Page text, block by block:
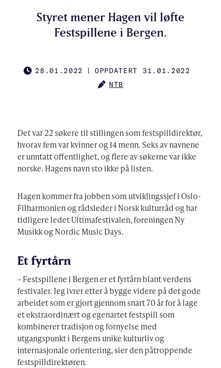
Styret mener Hagen vil løfte
Festspillene i Bergen.
PUBLISHED
28.01.2022 | OPPDATERT 31.01.2022
AUTHOR
NTB
Det var 22 søkere til stillingen som festspilldirektør,
hvorav fem var kvinner og 14 menn. Seks av navnene
er unntatt offentlighet, og flere av søkerne var ikke
norske. Hagens navn sto ikke på listen.
Hagen kommer fra jobben som utviklingssjef i Oslo-
Filharmonien og rådsleder i Norsk kulturråd og har
tidligere ledet Ultimafestivalen, foreningen Ny
Musikk og Nordic Music Days.
Et fyrtårn
– Festspillene i Bergen er et fyrtårn blant verdens
festivaler. Jeg ivrer etter å bygge videre på det gode
arbeidet som er gjort gjennom snart 70 år for å lage
et ekstraordinært og egenartet festspill som
kombinerer tradisjon og fornyelse med
utgangspunkt i Bergens unike kulturliv og
internasjonale orientering, sier den påtroppende
festspilldirektøren.